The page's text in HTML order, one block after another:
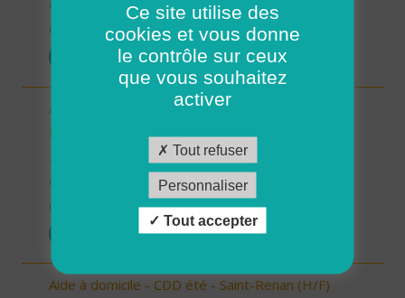
05/03/2026
Aide à domicile - CDD été - Plouarzel/Lampaul-
Plouarzel/Ploumoguer (H/F)
Aide à domicile - CDD été - Saint-Renan (H/F)
Ce site utilise des
cookies et vous donne
le contrôle sur ceux
que vous souhaitez
activer
Tout refuser
Personnaliser
Tout accepter